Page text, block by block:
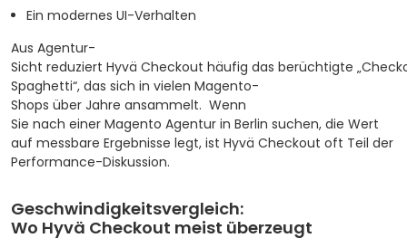
Ein modernes UI-Verhalten
Aus Agentur-
Sicht reduziert Hyvä Checkout häufig das berüchtigte
Spaghetti“, das sich in vielen Magento-
Shops über Jahre ansammelt. Wenn
Sie nach einer Magento Agentur in Berlin suchen, die Wert
auf messbare Ergebnisse legt, ist Hyvä Checkout oft Teil der
Performance-Diskussion.
Geschwindigkeitsvergleich:
Wo Hyvä Checkout meist überzeugt